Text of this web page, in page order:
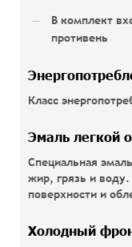
В комплект
противень
Класс
Эмаль легкой
Специальная
жир, грязь и
поверхности и
Холодный